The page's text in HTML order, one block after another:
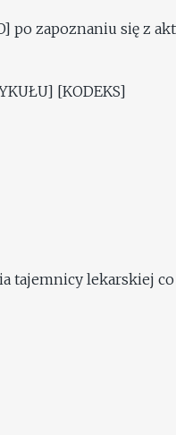
po zapoznaniu się z
[KODEKS]
tajemnicy lekarskiej